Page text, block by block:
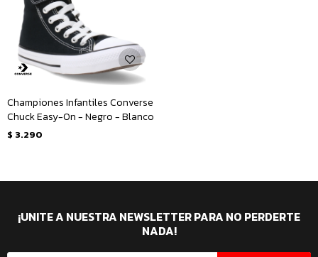
Championes Infantiles Converse
Chuck Easy-On - Negro - Blanco
$ 3.290
¡UNITE A NUESTRA NEWSLETTER PARA NO PERDERTE
NADA!